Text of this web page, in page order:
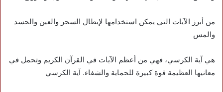
من أبرز الآيات التي يمكن استخدامها لإبطال السحر والعين والحسد
والمس
هي آية الكرسي، فهي من أعظم الآيات في القرآن الكريم وتحمل في
معانيها العظيمة قوة كبيرة للحماية والشفاء. آية الكرسي